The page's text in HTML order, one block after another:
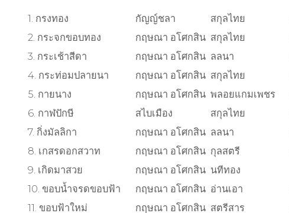
1. กรงทอง กัญญ์ชลา สกุลไทย
2. กระจกขอบทอง
กฤษณา อโศกสิน สกุลไทย
3. กระเช้าสีดา
กฤษณา อโศกสิน ลลนา
4. กระท่อมปลายนา
กฤษณา อโศกสิน สกุลไทย
5. กายนาง
กฤษณา อโศกสิน พลอยแกมเพชร
6. กาฬปักษี
สไบเมือง สกุลไทย
7. กิ่งมัลลิกา
กฤษณา อโศกสิน ลลนา
8. เกสรดอกสวาท
กฤษณา อโศกสิน กุลสตรี
9. เกิดมาสวย
กฤษณา อโศกสิน นทีทอง
10. ขอบน้ำจรดขอบฟ้า
กฤษณา อโศกสิน อ่านเอา
11. ขอบฟ้าใหม่
กฤษณา อโศกสิน สตรีสาร